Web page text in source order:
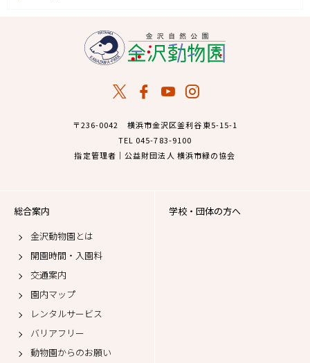
〒236-0042 横浜市金沢区釜利谷東5-15-1
TEL 045-783-9100
指定管理者｜公益財団法人 横浜市緑の協会
総合案内
金沢動物園とは
開園時間・入園料
交通案内
園内マップ
レンタルサービス
バリアフリー
動物園からのお願い
学校・団体の方へ